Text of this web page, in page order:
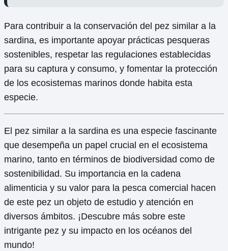
Para contribuir a la conservación del pez similar a la
sardina, es importante apoyar prácticas pesqueras
sostenibles, respetar las regulaciones establecidas
para su captura y consumo, y fomentar la protección
de los ecosistemas marinos donde habita esta
especie.
El pez similar a la sardina es una especie fascinante
que desempeña un papel crucial en el ecosistema
marino, tanto en términos de biodiversidad como de
sostenibilidad. Su importancia en la cadena
alimenticia y su valor para la pesca comercial hacen
de este pez un objeto de estudio y atención en
diversos ámbitos. ¡Descubre más sobre este
intrigante pez y su impacto en los océanos del
mundo!